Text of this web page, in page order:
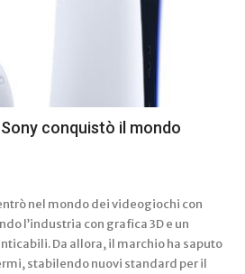
conquistò il mondo
nel mondo dei videogiochi con
l’industria con grafica 3D e un
Da allora, il marchio ha saputo
stabilendo nuovi standard per il